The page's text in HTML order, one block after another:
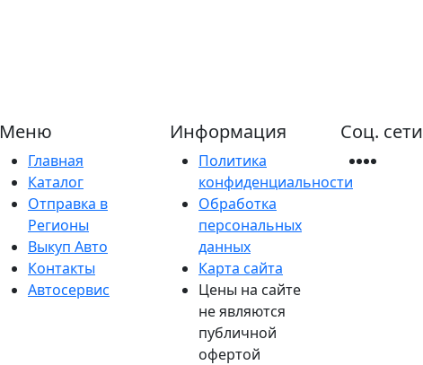
Меню
Главная
Каталог
Отправка в
Регионы
Выкуп Авто
Контакты
Автосервис
Информация
Политика
конфиденциальности
Обработка
персональных
данных
Карта сайта
Цены на сайте
не являются
публичной
офертой
Соц. сети